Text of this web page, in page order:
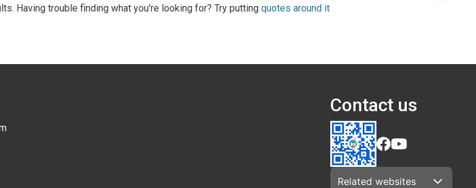
Having trouble finding what you're looking for? Try putting quotes around it
Contact us
Related websites